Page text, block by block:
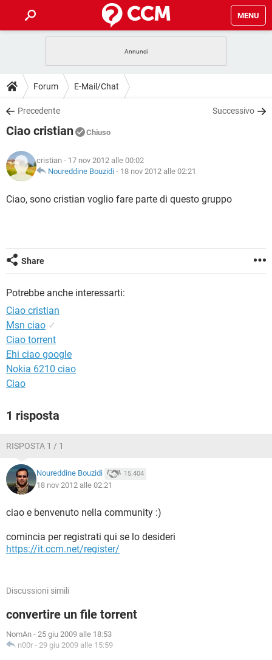
MENU
INTRATTENIMENTO
iOS
INSTAGRAM
TIKTOK
HARDWARE
GUIDE
COVID-19
INSTAGRAM
TIKTOK
HARDWARE
DOWNLOAD
COVID-19
INTRATTENIMENTO
iOS WINDOWS 10
INSTAGRAM WHATSAPP
COVID-19
INTRATTENIMENTO
iOS WINDOWS 10
HARDWARE
GLOSSARIO
COVID-19 GAMING
INSTAGRAM
HARDWARE
Forum E-Mail/Chat
Precedente Successivo
Ciao cristian Chiuso
cristian - 17 nov 2012 alle 00:02
Noureddine Bouzidi - 18 nov 2012 alle 02:21
Ciao, sono cristian voglio fare parte di questo gruppo
Share
Potrebbe anche interessarti:
Ciao cristian
Msn ciao ✓
Ciao torrent
Ehi ciao google
Nokia 6210 ciao
Ciao
1 risposta
RISPOSTA 1 / 1
Noureddine Bouzidi 15.404
18 nov 2012 alle 02:21
ciao e benvenuto nella community :)
comincia per registrati qui se lo desideri
https://it.ccm.net/register/
Discussioni simili
convertire un file torrent
NomAn - 25 giu 2009 alle 18:53
n00r - 29 giu 2009 alle 15:59